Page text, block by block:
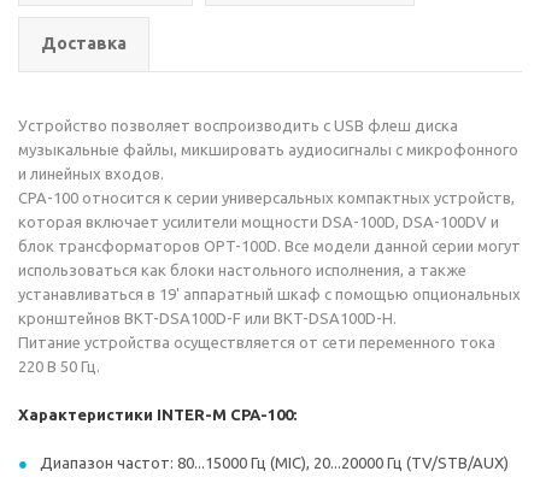
Доставка
Устройство позволяет воспроизводить с USB флеш диска
музыкальные файлы, микшировать аудиосигналы с микрофонного
и линейных входов.
CPA-100 относится к серии универсальных компактных устройств,
которая включает усилители мощности DSA-100D, DSA-100DV и
блок трансформаторов OPT-100D. Все модели данной серии могут
использоваться как блоки настольного исполнения, а также
устанавливаться в 19' аппаратный шкаф с помощью опциональных
кронштейнов BKT-DSA100D-F или BKT-DSA100D-H.
Питание устройства осуществляется от сети переменного тока
220 В 50 Гц.
Характеристики INTER-M CPA-100:
Диапазон частот: 80...15000 Гц (MIC), 20...20000 Гц (TV/STB/AUX)